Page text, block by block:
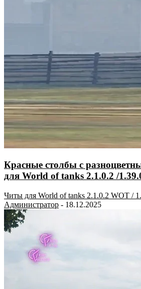
Красные столбы с
для World of tanks 2.1.0.2 /
Читы для World of tanks 2.1.0.2 WOT /
Администратор - 18.12.2025